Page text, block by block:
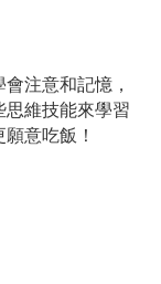
注意和記憶，
思維技能來學習
意吃飯！